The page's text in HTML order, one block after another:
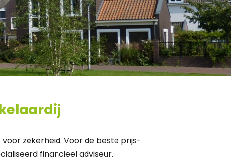
zekerheid. Voor de beste prijs-
financieel adviseur.